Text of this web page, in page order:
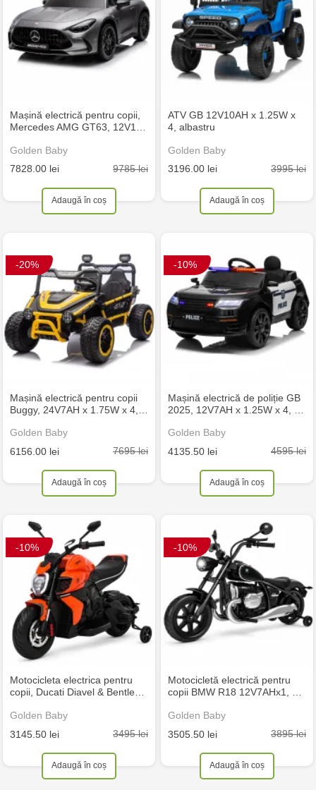
Mașină electrică pentru copii,
Mercedes AMG GT63, 12V1…
Golden Baby
7828.00 lei
9785 lei
Adaugă în coș
ATV GB 12V10AH x 1.25W x
4, albastru
Golden Baby
3196.00 lei
3995 lei
Adaugă în coș
-20%
Mașină electrică pentru copii
Buggy, 24V7AH x 1.75W x 4,…
Golden Baby
6156.00 lei
7695 lei
Adaugă în coș
-10%
Mașină electrică de poliție GB
2025, 12V7AH x 1.25W x 4, …
Golden Baby
4135.50 lei
4595 lei
Adaugă în coș
-10%
Motocicleta electrica pentru
copii, Ducati Diavel & Bentle…
Golden Baby
3145.50 lei
3495 lei
Adaugă în coș
-10%
Motocicletă electrică pentru
copii BMW R18 12V7AHx1, …
Golden Baby
3505.50 lei
3895 lei
Adaugă în coș